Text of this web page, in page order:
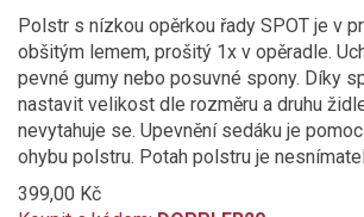
Polstr s nízkou opěrkou řady SPOT je v
obšitým lemem, prošitý 1x v opěradle.
pevné gumy nebo posuvné spony. Díky
nastavit velikost dle rozměru a druhu
nevytahuje se. Upevnění sedáku je
ohybu polstru. Potah polstru je
399,00 Kč